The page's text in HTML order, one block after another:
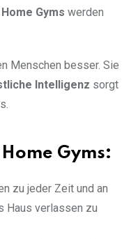
Gyms werden
Menschen besser. Sie
Intelligenz sorgt
Gyms:
zu jeder Zeit und an
Haus verlassen zu